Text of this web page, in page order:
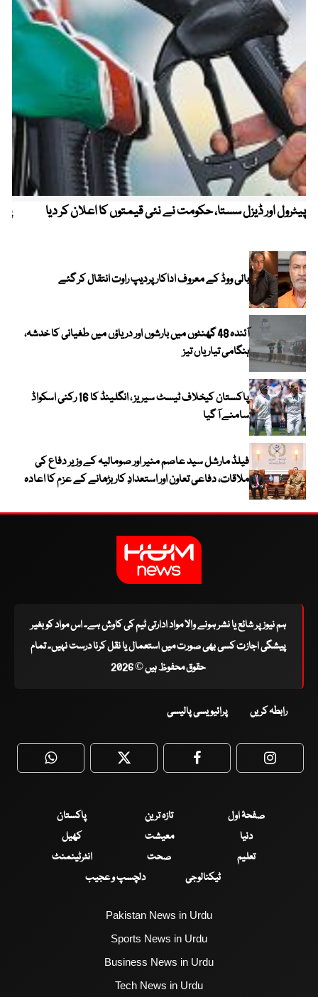
پیٹرول اور ڈیزل سستا، حکومت نے نئی قیمتوں کا اعلان کر دیا
بالی ووڈ کے معروف اداکار پردیپ راوت انتقال کر گئے
آئندہ 48 گھنٹوں میں بارشوں اور دریاؤں میں طغیانی کا خدشہ،
ہنگامی تیاریاں تیز
پاکستان کیخلاف ٹیسٹ سیریز ، انگلینڈ کا 16 رکنی اسکواڈ
سامنے آ گیا
فیلڈ مارشل سید عاصم منیر اور صومالیہ کے وزیر دفاع کی
ملاقات، دفاعی تعاون اور استعدادِ کار بڑھانے کے عزم کا اعادہ
ہم نیوز پر شائع یا نشر ہونے والا مواد ادارتی ٹیم کی کاوش ہے۔ اس مواد کو بغیر
پیشگی اجازت کسی بھی صورت میں استعمال یا نقل کرنا درست نہیں۔ تمام
حقوق محفوظ ہیں © 2026
رابطہ کریں پرائیویسی پالیسی
WhatsApp Twitter Facebook
صفحۂ اول تازہ ترین
پاکستان
دنیا
معیشت
کھیل
تعلیم
صحت
انٹرٹینمنٹ
ٹیکنالوجی
دلچسپ و عجیب
Pakistan News in Urdu
Sports News in Urdu
Business News in Urdu
Tech News in Urdu